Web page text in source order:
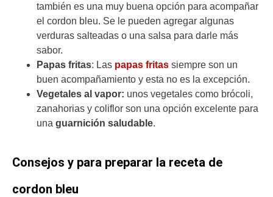
también es una muy buena opción para acompañar
el cordon bleu. Se le pueden agregar algunas
verduras salteadas o una salsa para darle más
sabor.
Papas fritas: Las papas fritas siempre son un
buen acompañamiento y esta no es la excepción.
Vegetales al vapor: unos vegetales como brócoli,
zanahorias y coliflor son una opción excelente para
una guarnición saludable.
Consejos y para preparar la receta de
cordon bleu